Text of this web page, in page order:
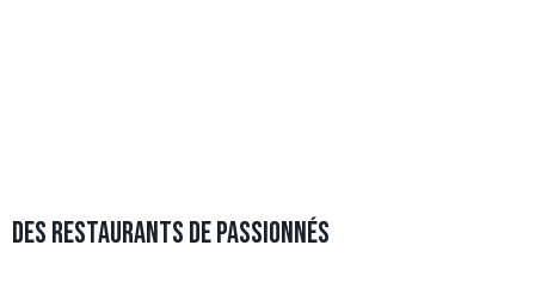
DES RESTAURANTS DE PASSIONNÉS